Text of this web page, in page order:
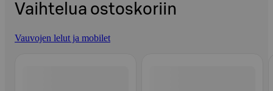
Vaihtelua ostoskoriin
Vauvojen lelut ja mobilet